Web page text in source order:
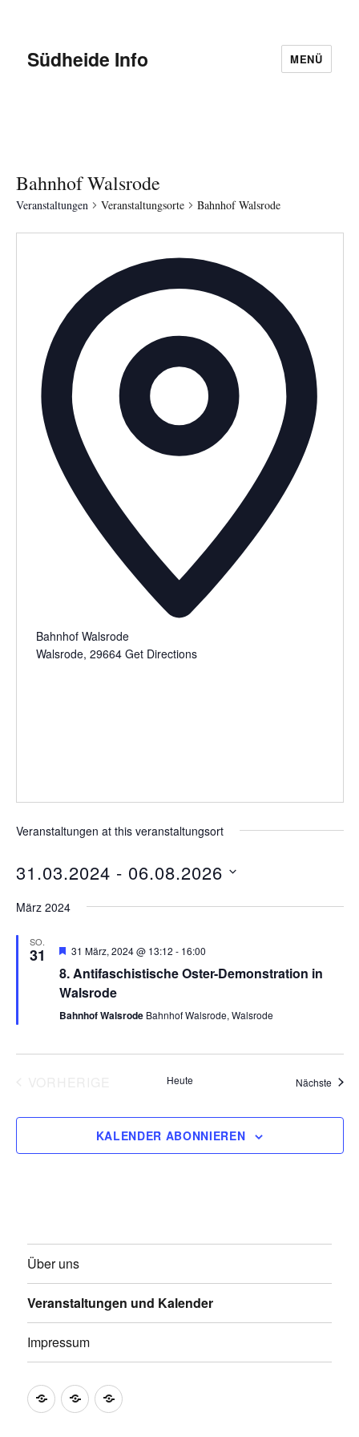
Südheide Info MENÜ
Bahnhof Walsrode
Veranstaltungen Veranstaltungsorte Bahnhof Walsrode
Bahnhof Walsrode
Walsrode, 29664 Get Directions
Veranstaltungen at this veranstaltungsort
31.03.2024 - 06.08.2026
a
t
ä
h
n
März 2024
SO.
31
E
p
f
o
h
n
31 März, 2024 @ 13:12 - 16:00
8. Antifaschistische Oster-Demonstration in
Walsrode
Bahnhof Walsrode Bahnhof Walsrode, Walsrode
Heute Nächste
KALENDER ABONNIEREN
Über uns
Veranstaltungen und Kalender
Impressum
Über
uns
Veranstaltungen
und
Impressum